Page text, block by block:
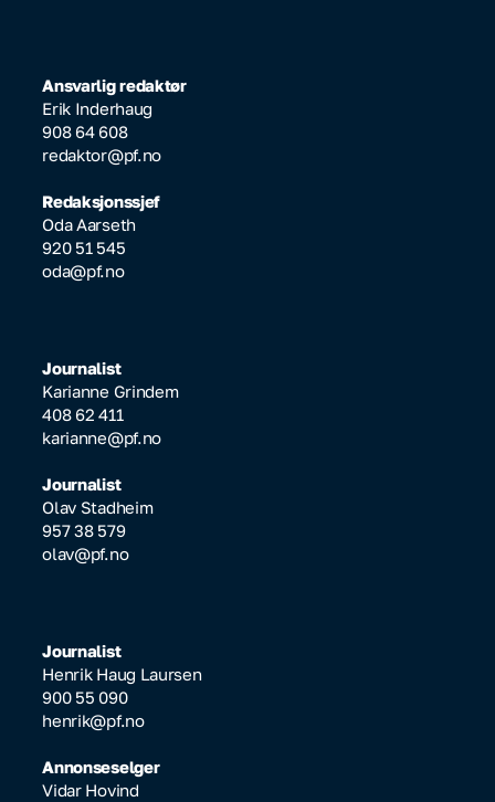
Ansvarlig redaktør
Erik Inderhaug
908 64 608
redaktor@pf.no
Redaksjonssjef
Oda Aarseth
920 51 545
oda@pf.no
Journalist
Karianne Grindem
408 62 411
karianne@pf.no
Journalist
Olav Stadheim
957 38 579
olav@pf.no
Journalist
Henrik Haug Laursen
900 55 090
henrik@pf.no
Annonseselger
Vidar Hovind